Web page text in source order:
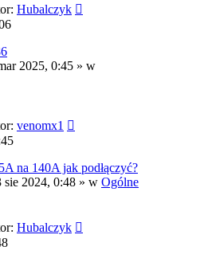
Hubalczyk
2025, 0:45 » w
venomx1
na 140A jak podłączyć?
sie 2024, 0:48 » w Ogólne
Hubalczyk